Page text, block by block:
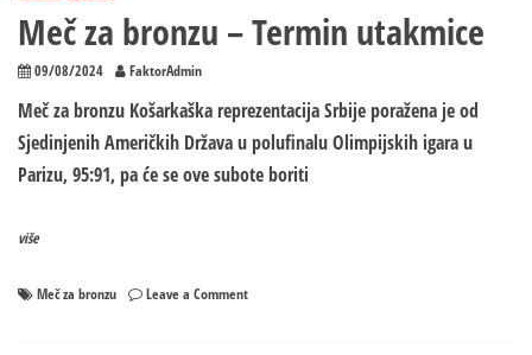
Meč za bronzu – Termin utakmice
09/08/2024 FaktorAdmin
Meč za bronzu Košarkaška reprezentacija Srbije poražena je od
Sjedinjenih Američkih Država u polufinalu Olimpijskih igara u
Parizu, 95:91, pa će se ove subote boriti
više
Meč za bronzu Leave a Commenton